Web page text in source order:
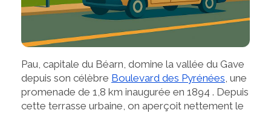
Pau, capitale du Béarn, domine la vallée du Gave
depuis son célèbre Boulevard des Pyrénées, une
promenade de 1,8 km inaugurée en 1894 . Depuis
cette terrasse urbaine, on aperçoit nettement le